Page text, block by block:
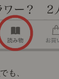
でも、